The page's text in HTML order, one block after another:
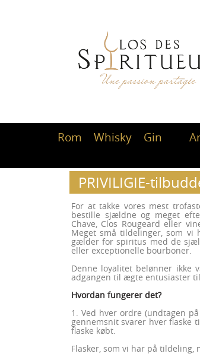
Rom Whisky Gin
PRIVILIGIE-
For at takke vores mest
bestille sjældne og meget
Chave, Clos Rougeard eller
Meget små tildelinger, som
gælder for spiritus med de
eller exceptionelle bourboner.
Denne loyalitet belønner ikke
adgangen til ægte entusiaster
Hvordan fungerer det?
1. Ved hver ordre (undtagen
gennemsnit svarer hver flaske
flaske købt.
Flasker, som vi har på